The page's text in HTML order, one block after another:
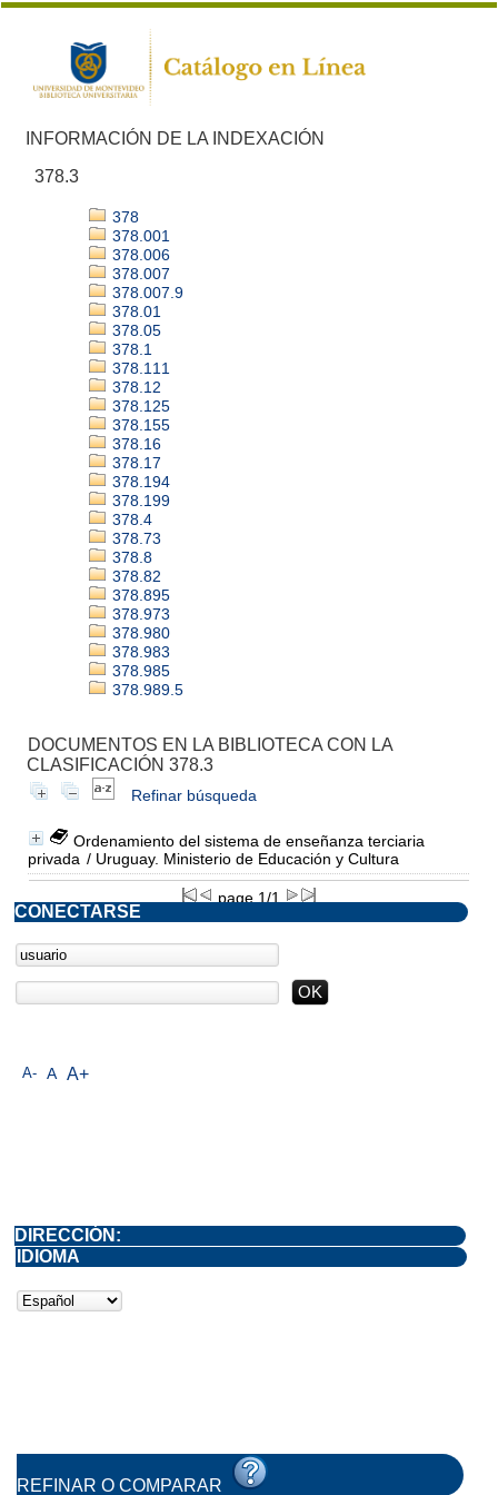
INFORMACIÓN DE LA INDEXACIÓN
378.3
378
378.001
378.006
378.007
378.007.9
378.01
378.05
378.1
378.111
378.12
378.125
378.155
378.16
378.17
378.194
378.199
378.4
378.73
378.8
378.82
378.895
378.973
378.980
378.983
378.985
378.989.5
DOCUMENTOS EN LA BIBLIOTECA CON LA
CLASIFICACIÓN 378.3
Refinar búsqueda
Ordenamiento del sistema de enseñanza terciaria
privada / Uruguay. Ministerio de Educación y Cultura
page 1/1
A- A A+
CONECTARSE
DIRECCIÓN:
IDIOMA
REFINAR O COMPARAR